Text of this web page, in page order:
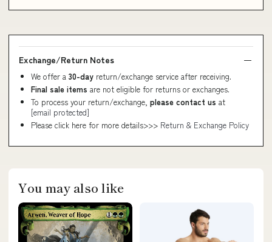
Exchange/Return Notes
We offer a 30-day return/exchange service after receiving.
Final sale items are not eligible for returns or exchanges.
To process your return/exchange, please contact us at
[email protected]
Please click here for more details>>> Return & Exchange Policy
You may also like